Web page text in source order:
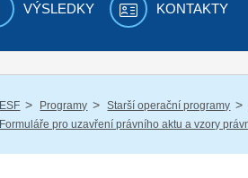
VÝSLEDKY KONTAKTY
ESF / Programy / Starší operační programy /
Formuláře pro uzavření právního aktu a vzory